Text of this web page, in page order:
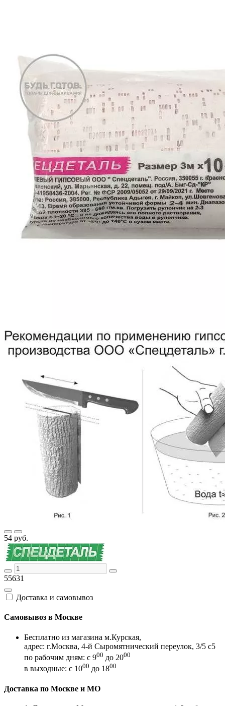
54 руб.
55631
Доставка и самовывоз
Самовывоз в Москве
Бесплатно из магазина м.Курская,
адрес: г.Москва, 4-й Сыромятнический переулок, 3/5 с5
по рабочим дням: с 900 до 2000
в выходные: с 1000 до 1800
Доставка по Москве и МО